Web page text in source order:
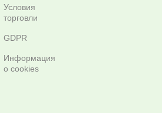
Условия
торговли
GDPR
Информация
о cookies